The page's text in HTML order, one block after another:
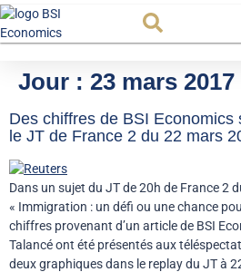
Jour : 23 mars 2017
Des chiffres de BSI Economics
le JT de France 2 du 22 mars
Dans un sujet du JT de 20h de France 2
« Immigration : un défi ou une chance
chiffres provenant d’un article de BSI
Talancé ont été présentés aux
deux graphiques dans le replay du JT à